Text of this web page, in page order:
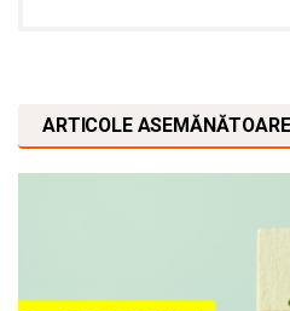
ARTICOLE ASEMĂNĂTOARE